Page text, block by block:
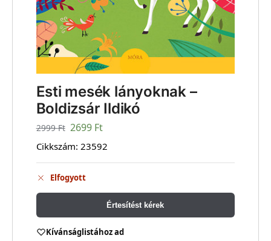
Esti mesék lányoknak –
Boldizsár Ildikó
2999Ft 2699 Ft
Cikkszám: 23592
Elfogyott
Értesítést kérek
Kívánságlistához ad